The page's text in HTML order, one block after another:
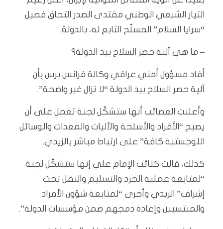
التيار الشيعي الوطني مقتدى الصدر التحاق فصيل
“سرايا السلام” المسلّح التابع له، بالدولة.
– ما هي آلية حصر السلاح بيد الدولة؟
أفاد مسؤول أمني عراقي وكالة فرانس برس بأن
آلية حصر السلاح بيد الدولة “لا تزال غير واضحة”.
وأعلنت العصائب أنها ستشكّل لجنة تعمل على أن
يصبح “الأفراد والأسلحة والآليات والمعدات والوسائل
اللوجستية كافة” على ارتباط مباشر بالزيدي.
كذلك، قالت كتائب الإمام علي إنها ستشكّل لجنة
“لمتابعة عملية الجرد والتسليم والنقل تحت
إشراف” الزيدي وأخرى “لمتابعة شؤون الأفراد
والمنتسبين وإعادة دمجهم ضمن مؤسسات الدولة”.